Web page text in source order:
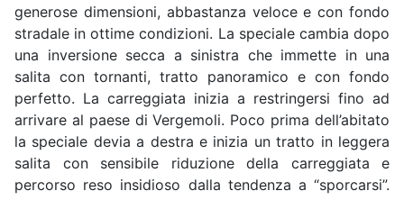
generose dimensioni, abbastanza veloce e con fondo
stradale in ottime condizioni. La speciale cambia dopo
una inversione secca a sinistra che immette in una
salita con tornanti, tratto panoramico e con fondo
perfetto. La carreggiata inizia a restringersi fino ad
arrivare al paese di Vergemoli. Poco prima dell’abitato
la speciale devia a destra e inizia un tratto in leggera
salita con sensibile riduzione della carreggiata e
percorso reso insidioso dalla tendenza a “sporcarsi”.